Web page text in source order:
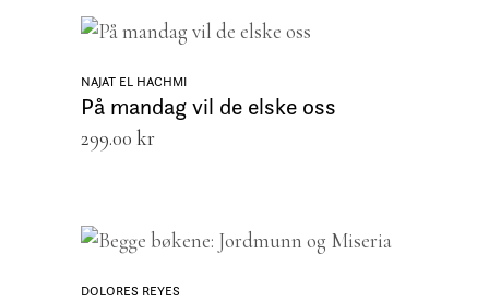
LEGG I HANDLEKURV
NAJAT EL HACHMI
På mandag vil de elske oss
299.00 kr
LEGG I HANDLEKURV
DOLORES REYES